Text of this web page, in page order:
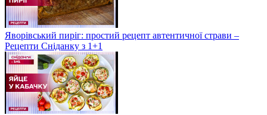
Яворівський пиріг: простий рецепт автентичної страви –
Рецепти Сніданку з 1+1